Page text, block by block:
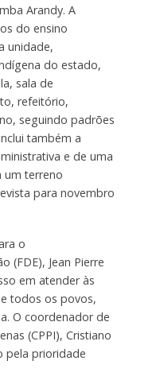
Arandy. A
do ensino
unidade,
do estado,
sala de
refeitório,
seguindo padrões
também a
e de uma
um terreno
para novembro
o
(FDE), Jean Pierre
em atender às
todos os povos,
O coordenador de
(CPPI), Cristiano
pela prioridade